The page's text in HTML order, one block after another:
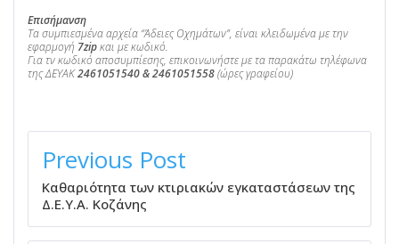
Επισήμανση
Τα συμπιεσμένα αρχεία “Άδειες Οχημάτων”, είναι κλειδωμένα με την
εφαρμογή 7zipκαι με κωδικό.
Για τν κωδικό αποσυμπίεσης, επικοινωνήστε με τα παρακάτω τηλέφωνα
της ΔΕΥΑΚ2461051540 & 2461051558(ώρες γραφείου)
ΠΛΟΉΓΗΣΗ
ΆΡΘΡΩΝ
Previous Post
Καθαριότητα των κτιριακών εγκαταστάσεων της
Δ.Ε.Υ.Α. Κοζάνης